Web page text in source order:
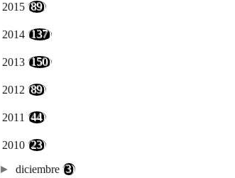
2015 (89)
2014 (137)
2013 (150)
2012 (89)
2011 (44)
2010 (23)
►diciembre(3)